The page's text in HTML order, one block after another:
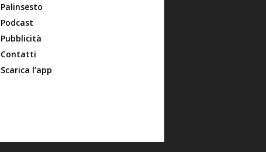
Palinsesto
Podcast
Pubblicità
Contatti
Scarica l’app